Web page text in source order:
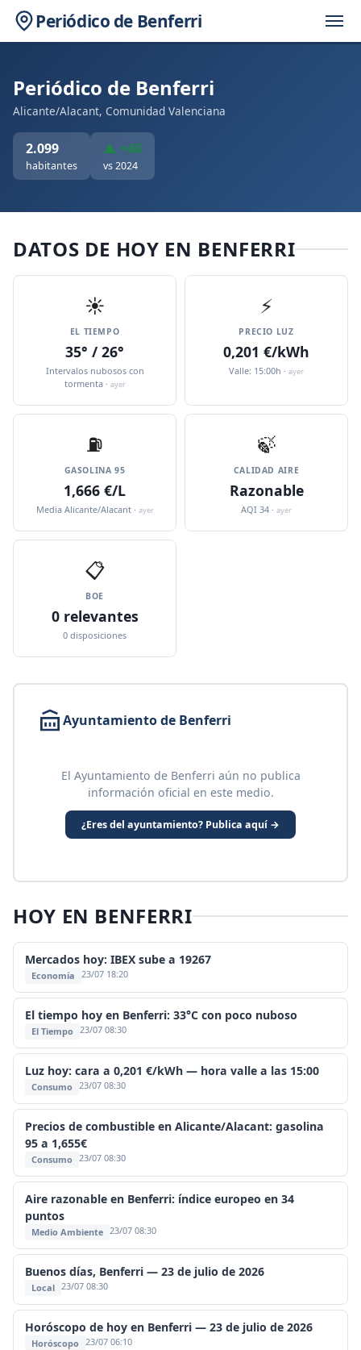
Periódico de Benferri
Periódico de Benferri
Alicante/Alacant, Comunidad Valenciana
2.099
habitantes
▲ +46
vs 2024
DATOS DE HOY EN BENFERRI
☀️
EL TIEMPO
35° / 26°
Intervalos nubosos con
tormenta · ayer
⚡
PRECIO LUZ
0,201 €/kWh
Valle: 15:00h · ayer
⛽️
GASOLINA 95
1,666 €/L
Media Alicante/Alacant · ayer
🍃
CALIDAD AIRE
Razonable
AQI 34 · ayer
📋
BOE
0 relevantes
0 disposiciones
Ayuntamiento de Benferri
El Ayuntamiento de Benferri aún no publica
información oficial en este medio.
¿Eres del ayuntamiento? Publica aquí →
HOY EN BENFERRI
Mercados hoy: IBEX sube a 19267
Economía 23/07 18:20
El tiempo hoy en Benferri: 33°C con poco nuboso
El Tiempo 23/07 08:30
Luz hoy: cara a 0,201 €/kWh — hora valle a las 15:00
Consumo 23/07 08:30
Precios de combustible en Alicante/Alacant: gasolina
95 a 1,655€
Consumo 23/07 08:30
Aire razonable en Benferri: índice europeo en 34
puntos
Medio Ambiente 23/07 08:30
Buenos días, Benferri — 23 de julio de 2026
Local 23/07 08:30
Horóscopo de hoy en Benferri — 23 de julio de 2026
Horóscopo 23/07 06:10